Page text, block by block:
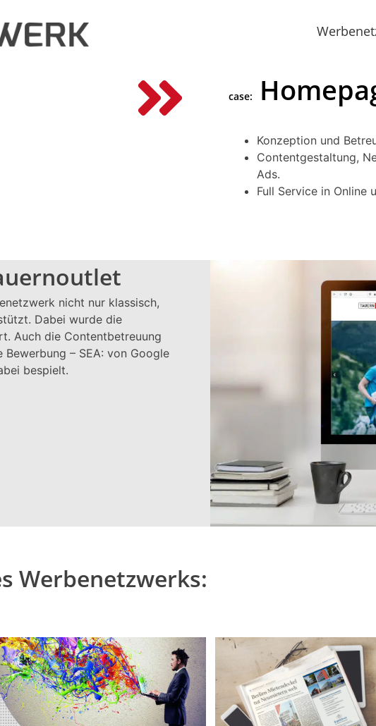
case:
Konzeption und
Contentgestaltung,
Ads.
Full Service in Online
nicht nur klassisch,
Dabei wurde die
Auch die Contentbetreuung
– SEA: von Google
bespielt.
Werbenetzwerks:
Dr. Gerlich + Co
Hausverwaltung &
Facility-Management
Zentrum